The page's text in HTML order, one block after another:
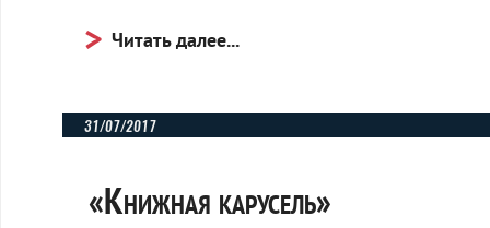
Читать далее...
31/07/2017
«Книжная карусель»